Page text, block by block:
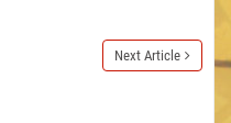
Next Article